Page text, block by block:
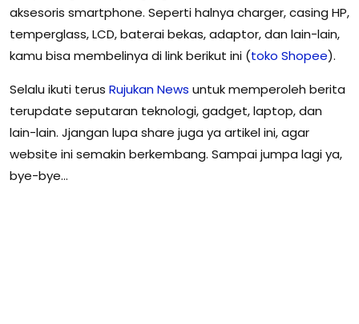
aksesoris smartphone. Seperti halnya charger, casing HP,
temperglass, LCD, baterai bekas, adaptor, dan lain-lain,
kamu bisa membelinya di link berikut ini (toko Shopee).
Selalu ikuti terus RujukanNews untuk memperoleh berita
terupdate seputaran teknologi, gadget, laptop, dan
lain-lain. Jjangan lupa share juga ya artikel ini, agar
website ini semakin berkembang. Sampai jumpa lagi ya,
bye-bye…